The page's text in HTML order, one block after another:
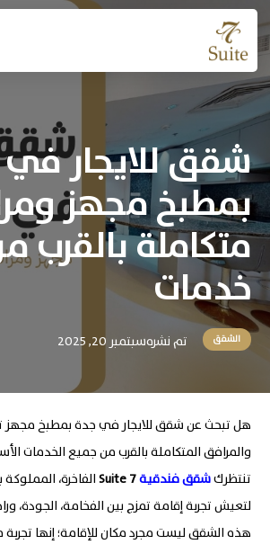
شقق للايجار
بمطبخ مجهز
متكاملة بالقرب
خدمات
الشقق تم نشرهسبتمبر 20, 2025
هل تبحث عن شقق للايجار في جدة بمطبخ مجهز
والمرافق المتكاملة بالقرب من جميع الخدمات
تنتظركشقق فندقية Suite7
الفاخرة، المملوكة
لتعيش تجربة إقامة تمزج بين الفخامة، الجودة،
هذه الشقق ليست مجرد مكان للإقامة؛ إنها